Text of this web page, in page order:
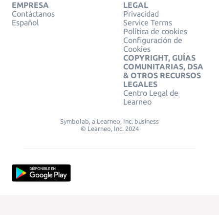
EMPRESA
Contáctanos
Español
LEGAL
Privacidad
Service Terms
Política de cookies
Configuración de
Cookies
COPYRIGHT, GUÍAS
COMUNITARIAS, DSA
& OTROS RECURSOS
LEGALES
Centro Legal de
Learneo
Symbolab, a Learneo, Inc. business
© Learneo, Inc. 2024